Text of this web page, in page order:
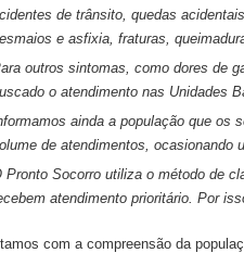
de trânsito, quedas
e asfixia, fraturas,
outros sintomas, como dores de
o atendimento nas Unidades
ainda a população que os
de atendimentos, ocasionando
Pronto Socorro utiliza o método de
atendimento prioritário. Por
com a compreensão da